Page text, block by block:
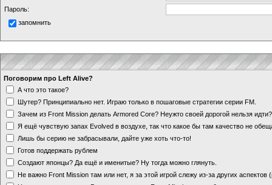
Пароль:
запомнить
Поговорим про Left Alive?
А что это такое?
Шутер? Принципиально нет. Играю только в пошаговые стратегии серии FM.
Зачем из Front Mission делать Armored Core? Неужто своей дорогой нельзя
Я ещё чувствую запах Evolved в воздухе, так что какое бы там качество не
Лишь бы серию не забрасывали, дайте уже хоть что-то!
Готов поддержать рублем
Создают японцы? Да ещё и именитые? Ну тогда можно глянуть.
Не важно Front Mission там или нет, я за этой игрой слежу из-за других аспектов